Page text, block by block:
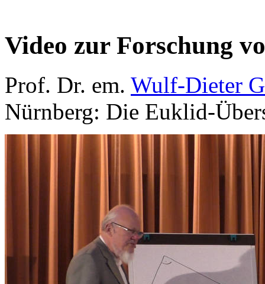
Video zur Forschung
Prof. Dr. em. Wulf-Dieter
Nürnberg: Die Euklid-